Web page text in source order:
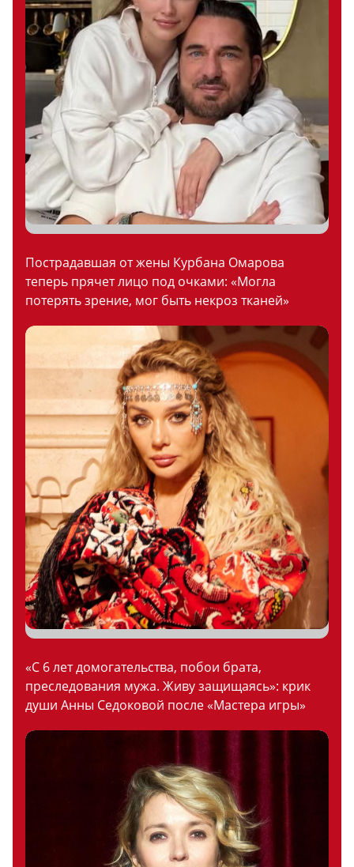
Пострадавшая от жены Курбана Омарова
теперь прячет лицо под очками: «Могла
потерять зрение, мог быть некроз тканей»
«С 6 лет домогательства, побои брата,
преследования мужа. Живу защищаясь»: крик
души Анны Седоковой после «Мастера игры»